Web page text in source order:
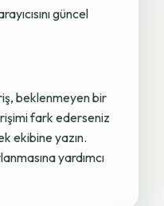
güncel
beklenmeyen bir
fark ederseniz
ekibine yazın.
yardımcı